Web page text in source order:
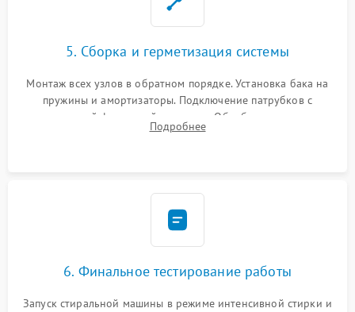
5. Сборка и герметизация системы
Монтаж всех узлов в обратном порядке. Установка бака на
пружины и амортизаторы. Подключение патрубков с
надежной фиксацией хомутами. Обработка стыков
герметиком для предотвращения возможных протечек воды.
Подробнее
6. Финальное тестирование работы
Запуск стиральной машины в режиме интенсивной стирки и